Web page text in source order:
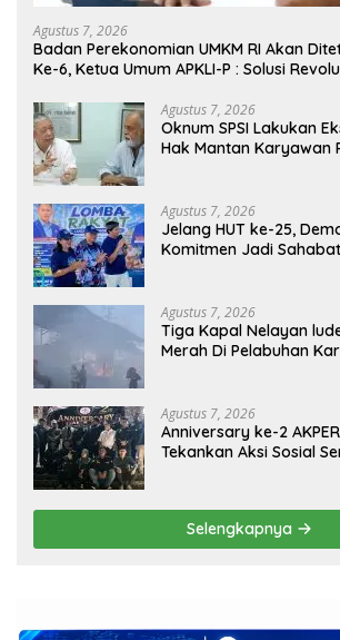
Agustus 7, 2026
Badan Perekonomian UMKM RI Akan
Ke-6, Ketua Umum APKLI-P : Solusi
Agustus 7, 2026
Oknum SPSI Lakukan
Hak Mantan Karyawan
Agustus 7, 2026
Jelang HUT ke-25,
Komitmen Jadi
Agustus 7, 2026
Tiga Kapal Nelayan
Merah Di Pelabuhan
Agustus 7, 2026
Anniversary ke-2
Tekankan Aksi Sosial
Selengkapnya